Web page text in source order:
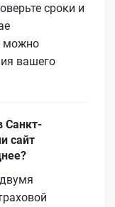
сроки и
можно
вашего
Санкт-
сайт